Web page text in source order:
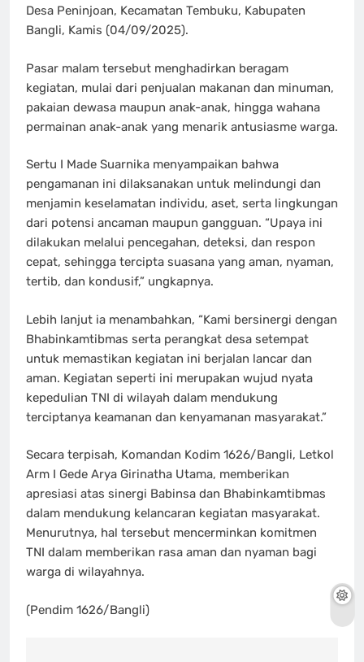
Desa Peninjoan, Kecamatan Tembuku, Kabupaten
Bangli, Kamis (04/09/2025).
Pasar malam tersebut menghadirkan beragam
kegiatan, mulai dari penjualan makanan dan minuman,
pakaian dewasa maupun anak-anak, hingga wahana
permainan anak-anak yang menarik antusiasme warga.
Sertu I Made Suarnika menyampaikan bahwa
pengamanan ini dilaksanakan untuk melindungi dan
menjamin keselamatan individu, aset, serta lingkungan
dari potensi ancaman maupun gangguan. “Upaya ini
dilakukan melalui pencegahan, deteksi, dan respon
cepat, sehingga tercipta suasana yang aman, nyaman,
tertib, dan kondusif,” ungkapnya.
Lebih lanjut ia menambahkan, “Kami bersinergi dengan
Bhabinkamtibmas serta perangkat desa setempat
untuk memastikan kegiatan ini berjalan lancar dan
aman. Kegiatan seperti ini merupakan wujud nyata
kepedulian TNI di wilayah dalam mendukung
terciptanya keamanan dan kenyamanan masyarakat.”
Secara terpisah, Komandan Kodim 1626/Bangli, Letkol
Arm I Gede Arya Girinatha Utama, memberikan
apresiasi atas sinergi Babinsa dan Bhabinkamtibmas
dalam mendukung kelancaran kegiatan masyarakat.
Menurutnya, hal tersebut mencerminkan komitmen
TNI dalam memberikan rasa aman dan nyaman bagi
warga di wilayahnya.
(Pendim 1626/Bangli)